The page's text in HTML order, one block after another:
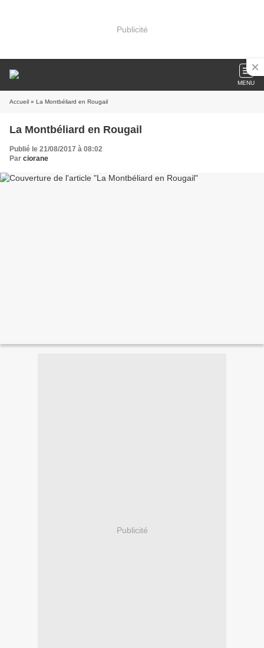
Publicité
MENU
Accueil » La Montbéliard en Rougail
La Montbéliard en Rougail
Publié le 21/08/2017 à 08:02
Par ciorane
Publicité